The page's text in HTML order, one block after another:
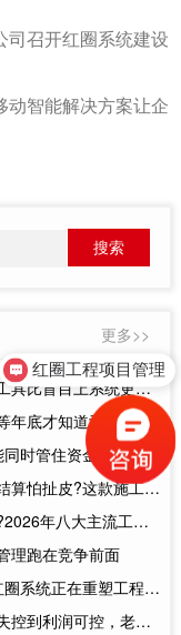
司召开红圈系统建设
动智能解决方案让企
更多>>
盲目上系统更重要
套系统让每一分钱都有迹可循
金、成本、进度的才靠谱
施工成本管理系统一招全解决
八大主流工具深度盘点
理跑在竞争前面
重塑工程企业的"数字大脑"
可控，老板只需做对一步
红圈工程项目管理